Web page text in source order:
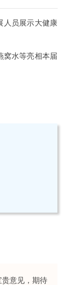
人员展示大健康
水等亮相本届
意见，期待